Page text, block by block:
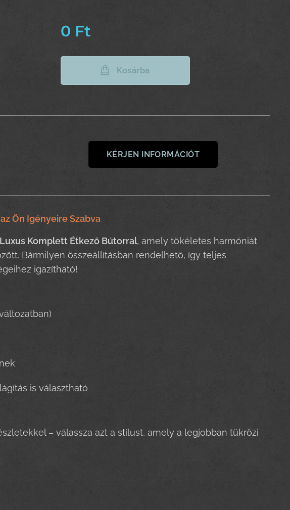
0 Ft
Kosárba
KÉRJEN INFORMÁCIÓT
Ön Igényeire Szabva
Luxus Komplett Étkező Bútorral, amely tökéletes harmóniát
Bármilyen összeállításban rendelhető, így teljes
igazítható!
is választható
– válassza azt a stílust, amely a legjobban tükrözi